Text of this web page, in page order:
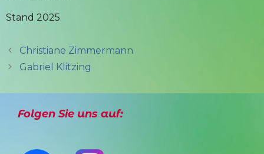
Stand 2025
Christiane Zimmermann
Gabriel Klitzing
Folgen Sie uns auf: